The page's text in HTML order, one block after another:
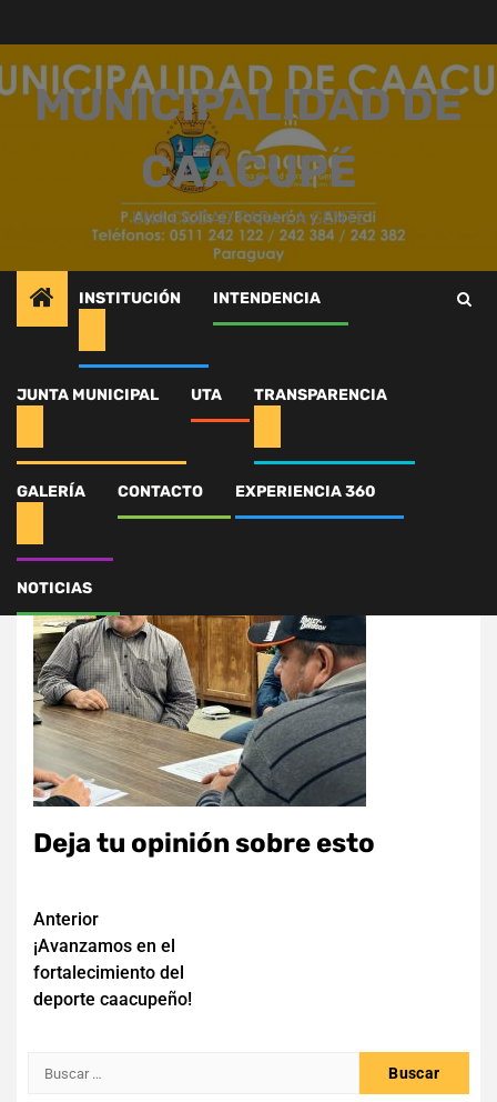
contenido
MUNICIPALIDAD DE
CAACUPÉ
UNA CIUDAD PARA LA GENTE
INSTITUCIÓN INTENDENCIA
JUNTA MUNICIPAL UTA TRANSPARENCIA
GALERÍA CONTACTO EXPERIENCIA 360
NOTICIAS
539153341_1403240947863452_1928210886181246137_n
Deja tu opinión sobre esto
Navegación
de
entradas
Anterior
¡Avanzamos en el
fortalecimiento del
deporte caacupeño!
Buscar: